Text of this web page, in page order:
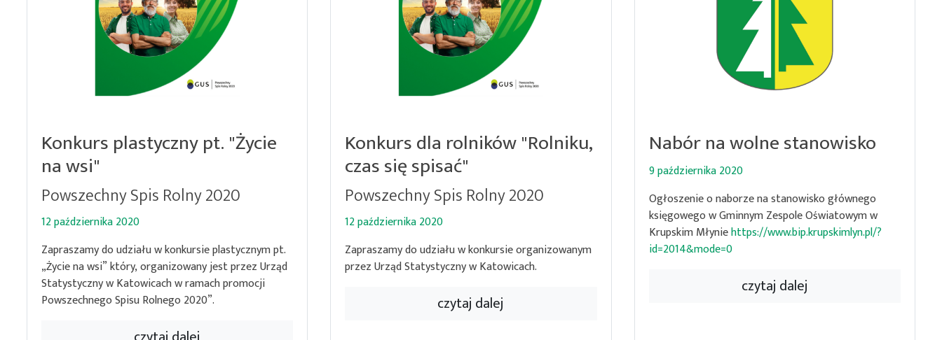
Konkurs plastyczny pt. "Życie
na wsi"
Powszechny Spis Rolny 2020
12 października 2020
Zapraszamy do udziału w konkursie plastycznym pt.
„Życie na wsi” który, organizowany jest przez Urząd
Statystyczny w Katowicach w ramach promocji
Powszechnego Spisu Rolnego 2020”.
Konkurs dla rolników "Rolniku,
czas się spisać"
Powszechny Spis Rolny 2020
12 października 2020
Zapraszamy do udziału w konkursie organizowanym
przez Urząd Statystyczny w Katowicach.
czytaj dalej
Nabór na wolne stanowisko
9 października 2020
Ogłoszenie o naborze na stanowisko głównego
księgowego w Gminnym Zespole Oświatowym w
Krupskim Młyniehttps://www.bip.krupskimlyn.pl/?
id=2014&mode=0
czytaj dalej